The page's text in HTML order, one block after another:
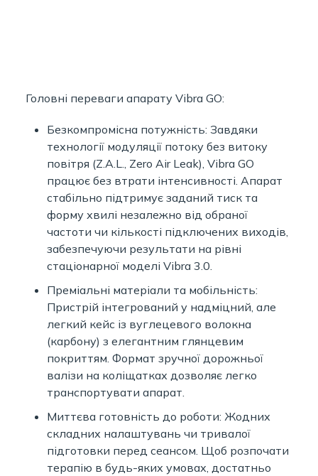
Головні переваги апарату Vibra GO:
Безкомпромісна потужність: Завдяки
технології модуляції потоку без витоку
повітря (Z.A.L., Zero Air Leak), Vibra GO
працює без втрати інтенсивності. Апарат
стабільно підтримує заданий тиск та
форму хвилі незалежно від обраної
частоти чи кількості підключених виходів,
забезпечуючи результати на рівні
стаціонарної моделі Vibra 3.0.
Преміальні матеріали та мобільність:
Пристрій інтегрований у надміцний, але
легкий кейс із вуглецевого волокна
(карбону) з елегантним глянцевим
покриттям. Формат зручної дорожньої
валізи на коліщатках дозволяє легко
транспортувати апарат.
Миттєва готовність до роботи: Жодних
складних налаштувань чи тривалої
підготовки перед сеансом. Щоб розпочати
терапію в будь-яких умовах, достатньо